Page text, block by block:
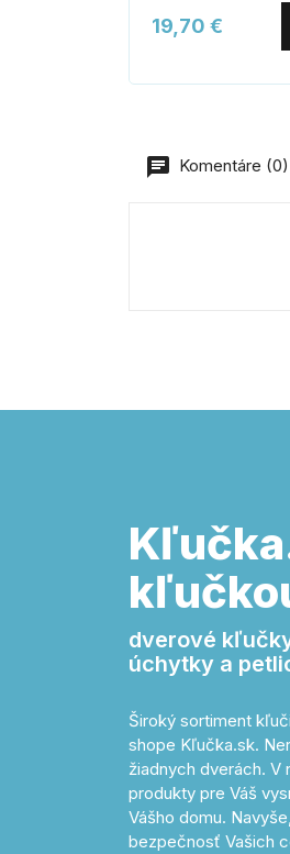
19,70 €
Komentáre (0)
dverové
úchytky a
Široký sortiment
shope Kľučka.sk.
žiadnych dverách. V
produkty pre Váš
Vášho domu.
bezpečnosť Vašich